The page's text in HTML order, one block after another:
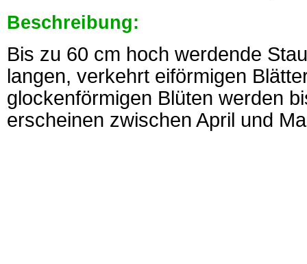
Beschreibung:
Bis zu 60 cm hoch werdende
langen, verkehrt eiförmigen
glockenförmigen Blüten werden
erscheinen zwischen April und